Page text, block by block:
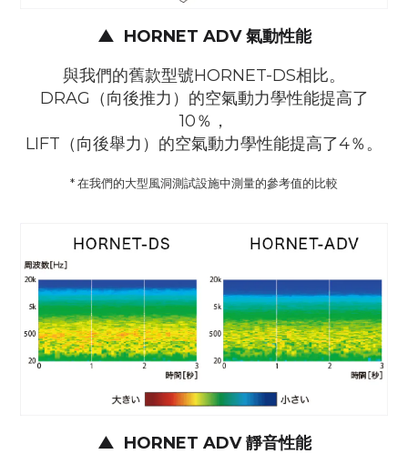
▲ HORNET ADV 氣動性能
與我們的舊款型號HORNET-DS相比。
DRAG（向後推力）的空氣動力學性能提高了
10％，
LIFT（向後舉力）的空氣動力學性能提高了4％。
* 在我們的大型風洞測試設施中測量的參考值的比較
▲ HORNET ADV 靜音性能